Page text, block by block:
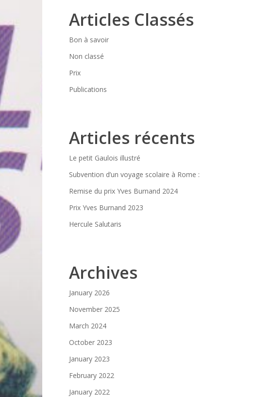
Articles Classés
Bon à savoir
Non classé
Prix
Publications
Articles récents
Le petit Gaulois illustré
Subvention d’un voyage scolaire à Rome :
Remise du prix Yves Burnand 2024
Prix Yves Burnand 2023
Hercule Salutaris
Archives
January 2026
November 2025
March 2024
October 2023
January 2023
February 2022
January 2022